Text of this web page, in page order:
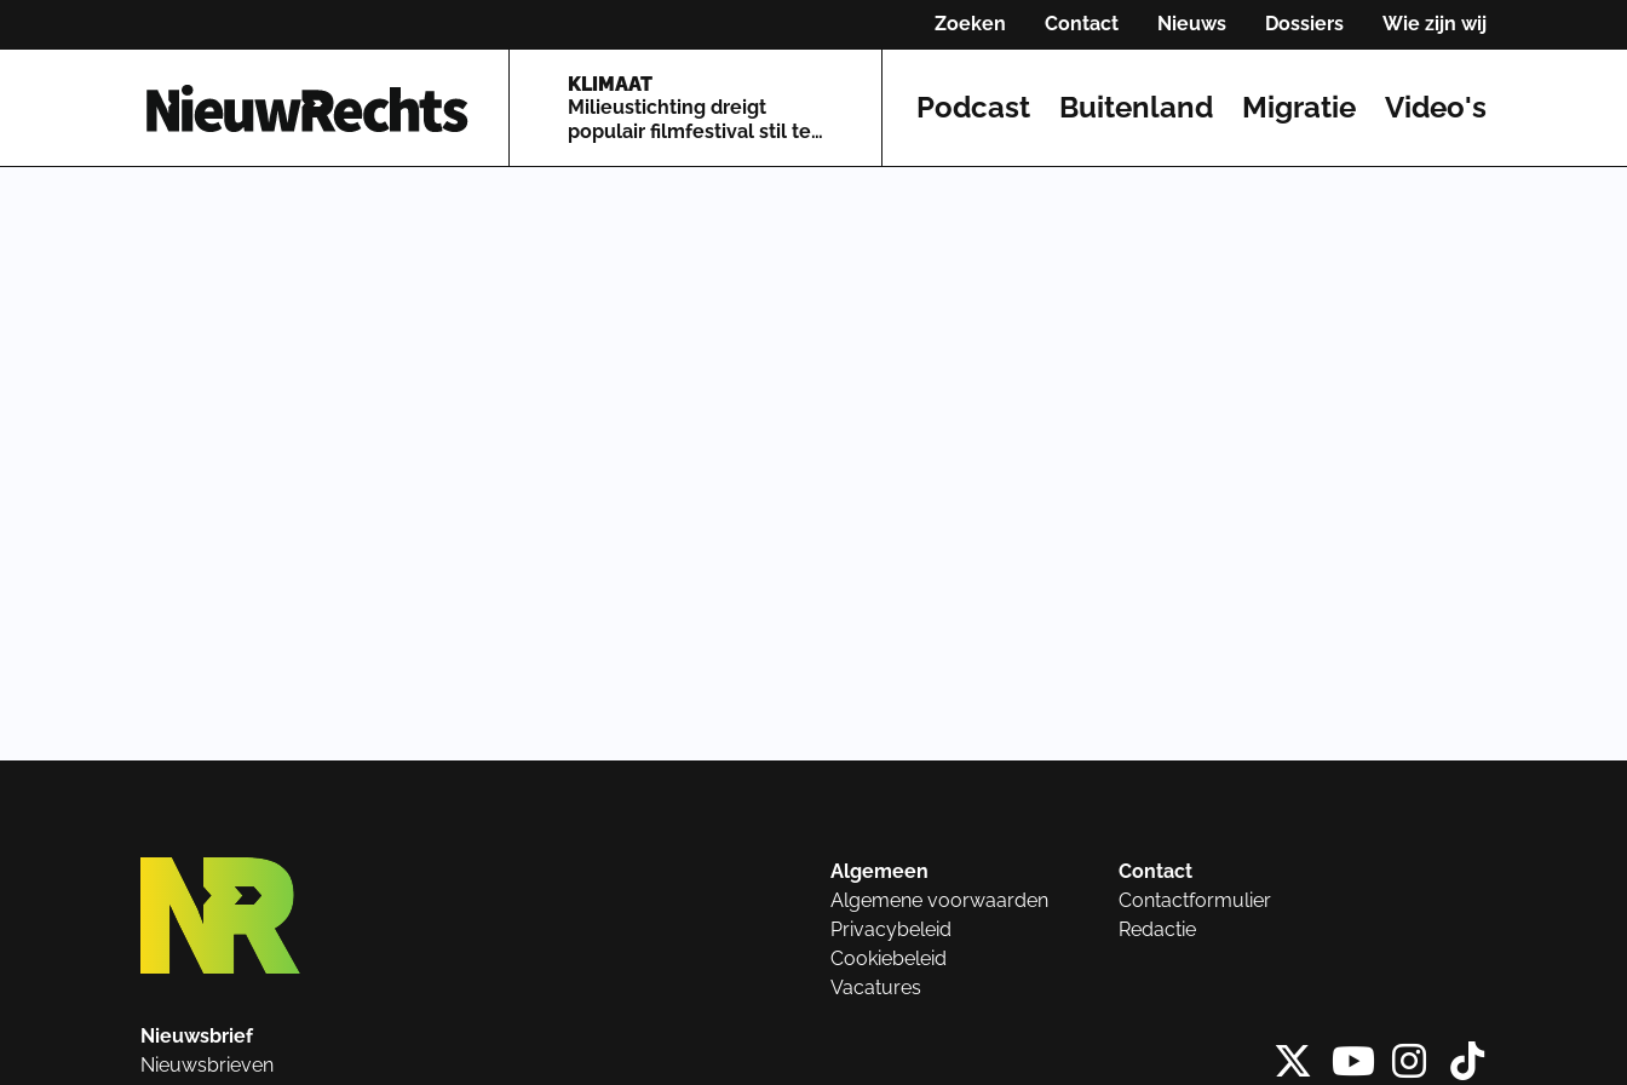
Zoeken Contact Nieuws Dossiers Wie zijn wij
Homepage van NieuwRechts
KLIMAAT
Milieustichting dreigt
populair filmfestival stil te
Podcast Buitenland Migratie Video's
Algemeen
Algemene voorwaarden
Privacybeleid
Cookiebeleid
Vacatures
Contact
Contactformulier
Redactie
Nieuwsbrief
Nieuwsbrieven
X vanInstagram
Tiktok